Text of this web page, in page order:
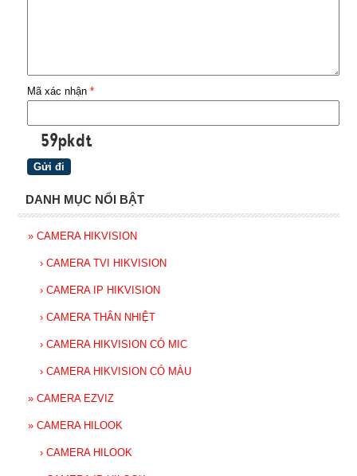
Mã xác nhận *
DANH MỤC NỔI BẬT
» CAMERA HIKVISION
› CAMERA TVI HIKVISION
› CAMERA IP HIKVISION
› CAMERA THÂN NHIỆT
› CAMERA HIKVISION CÓ MIC
› CAMERA HIKVISION CÓ MÀU
» CAMERA EZVIZ
» CAMERA HILOOK
› CAMERA HILOOK